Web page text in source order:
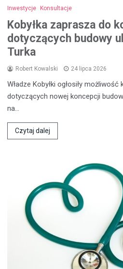
Inwestycje Konsultacje
Kobyłka zaprasza do
dotyczących budowy
Turka
Robert Kowalski 24 lipca 2026
Władze Kobyłki ogłosiły
dotyczących nowej koncepcji
na…
Czytaj dalej